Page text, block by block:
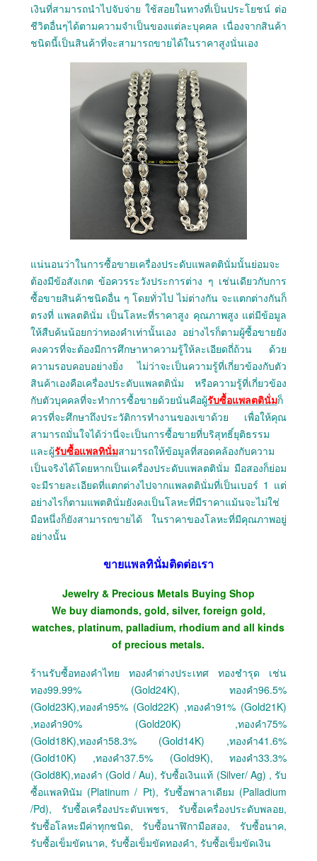
เงินที่สามารถนำไปจับจ่าย ใช้สอยในทางที่เป็นประโยชน์ ต่อ
ชีวิตอื่นๆได้ตามความจำเป็นของแต่ละบุคคล เนื่องจากสินค้า
ชนิดนี้เป็นสินค้าที่จะสามารถขายได้ในราคาสูงนั่นเอง
แน่นอนว่าในการซื้อขายเครื่องประดับแพลตตินั่มนั้นย่อมจะ
ต้องมีข้อสังเกต ข้อควรระวังประการต่าง ๆ เช่นเดียวกับการ
ซื้อขายสินค้าชนิดอื่น ๆ โดยทั่วไป ไม่ต่างกัน จะแตกต่างกันก็
ตรงที่ แพลตตินั่ม เป็นโลหะที่ราคาสูง คุณภาพสูง แต่มีข้อมูล
ให้สืบค้นน้อยกว่าทองคำเท่านั้นเอง อย่างไรก็ตามผู้ซื้อขายยัง
คงควรที่จะต้องมีการศึกษาหาความรู้ให้ละเอียดถี่ถ้วน ด้วย
ความรอบคอบอย่างยิ่ง ไม่ว่าจะเป็นความรู้ที่เกี่ยวข้องกับตัว
สินค้าเองคือเครื่องประดับแพลตตินั่ม หรือความรู้ที่เกี่ยวข้อง
กับตัวบุคคลที่จะทำการซื้อขายด้วยนั่นคือผู้รับซื้อแพลตตินั่มก็
ควรที่จะศึกษาถึงประวัติการทำงานของเขาด้วย เพื่อให้คุณ
สามารถมั่นใจได้ว่านี่จะเป็นการซื้อขายที่บริสุทธิ์ยุติธรรม
และผู้รับซื้อแพลทินั่มสามารถให้ข้อมูลที่สอดคล้องกับความ
เป็นจริงได้โดยหากเป็นเครื่องประดับแพลตตินั่ม มือสองก็ย่อม
จะมีรายละเอียดที่แตกต่างไปจากแพลตตินั่มที่เป็นเบอร์ 1 แต่
อย่างไรก็ตามแพตตินั่มยังคงเป็นโลหะที่มีราคาแม้นจะไม่ใช่
มือหนึ่งก็ยังสามารถขายได้ ในราคาของโลหะที่มีคุณภาพอยู่
อย่างนั้น
ขายแพลทินั่มติดต่อเรา
Jewelry & Precious Metals Buying Shop
We buy diamonds, gold, silver, foreign gold,
watches, platinum, palladium, rhodium and all kinds
of precious metals.
ร้านรับซื้อทองคำไทย ทองคำต่างประเทศ ทองชำรุด เช่น
ทอง99.99% (Gold24K), ทองคำ96.5%
(Gold23K),ทองคำ95% (Gold22K) ,ทองคำ91% (Gold21K)
,ทองคำ90% (Gold20K) ,ทองคำ75%
(Gold18K),ทองคำ58.3% (Gold14K) ,ทองคำ41.6%
(Gold10K) ,ทองคำ37.5% (Gold9K), ทองคำ33.3%
(Gold8K),ทองคำ (Gold / Au), รับซื้อเงินแท้ (Silver/ Ag) , รับ
ซื้อแพลทินัม (Platinum / Pt), รับซื้อพาลาเดียม (Palladium
/Pd), รับซื้อเครื่องประดับเพชร, รับซื้อเครื่องประดับพลอย,
รับซื้อโลหะมีค่าทุกชนิด, รับซื้อนาฬิกามือสอง, รับซื้อนาค,
รับซื้อเข็มขัดนาค, รับซื้อเข็มขัดทองคำ, รับซื้อเข็มขัดเงิน